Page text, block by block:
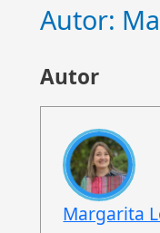
Autor:
Autor
Margarita